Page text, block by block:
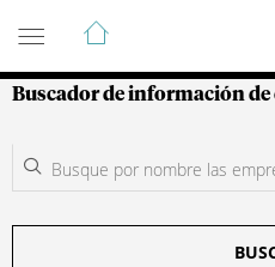
Guía de Empresas
Buscador de información de